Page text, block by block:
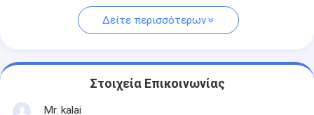
Δείτε περισσότερων
Στοιχεία Επικοινωνίας
Mr. kalai